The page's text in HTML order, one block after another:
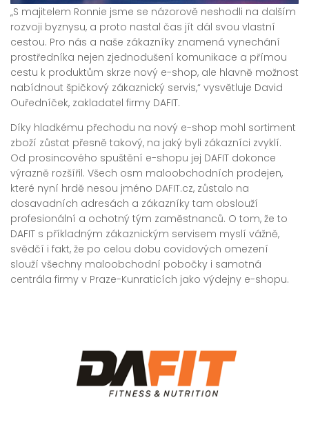
„S majitelem Ronnie jsme se názorově neshodli na dalším
rozvoji byznysu, a proto nastal čas jít dál svou vlastní
cestou. Pro nás a naše zákazníky znamená vynechání
prostředníka nejen zjednodušení komunikace a přímou
cestu k produktům skrze nový e-shop, ale hlavně možnost
nabídnout špičkový zákaznický servis,“ vysvětluje David
Ouředníček, zakladatel firmy DAFIT.
Díky hladkému přechodu na nový e-shop mohl sortiment
zboží zůstat přesně takový, na jaký byli zákazníci zvyklí.
Od prosincového spuštění e-shopu jej DAFIT dokonce
výrazně rozšířil. Všech osm maloobchodních prodejen,
které nyní hrdě nesou jméno DAFIT.cz, zůstalo na
dosavadních adresách a zákazníky tam obslouží
profesionální a ochotný tým zaměstnanců. O tom, že to
DAFIT s příkladným zákaznickým servisem myslí vážně,
svědčí i fakt, že po celou dobu covidových omezení
slouží všechny maloobchodní pobočky i samotná
centrála firmy v Praze-Kunraticích jako výdejny e-shopu.